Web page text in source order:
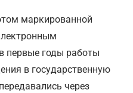
маркированной
первые годы работы
в государственную
через